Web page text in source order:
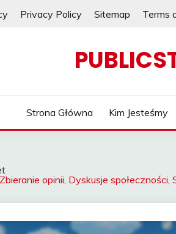
Privacy Policy Sitemap Terms
Strona Główna Kim Jesteśmy
opinii, Dyskusje